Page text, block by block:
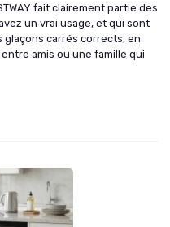
fait clairement partie des
un vrai usage, et qui sont
glaçons carrés corrects, en
amis ou une famille qui